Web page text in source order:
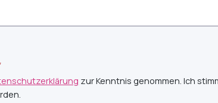
zur Kenntnis genommen. Ich